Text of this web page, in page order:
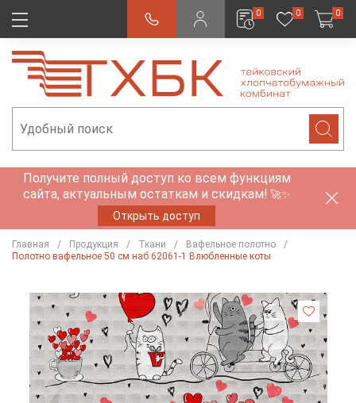
0 0 0
Получите полный доступ ко всем функциям
сайта, актуальным остаткам и скидкам! 🚀✨
Открыть доступ
Главная Продукция Ткани
Вафельное полотно
Полотно вафельное 50 см наб 62061-1 Влюбленные коты